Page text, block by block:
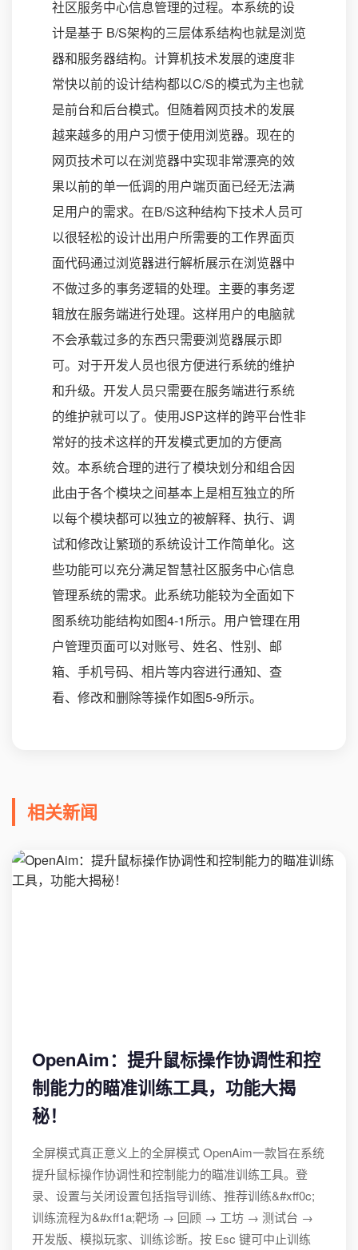
社区服务中心信息管理的过程。本系统的设
计是基于 B/S架构的三层体系结构也就是浏览
器和服务器结构。计算机技术发展的速度非
常快以前的设计结构都以C/S的模式为主也就
是前台和后台模式。但随着网页技术的发展
越来越多的用户习惯于使用浏览器。现在的
网页技术可以在浏览器中实现非常漂亮的效
果以前的单一低调的用户端页面已经无法满
足用户的需求。在B/S这种结构下技术人员可
以很轻松的设计出用户所需要的工作界面页
面代码通过浏览器进行解析展示在浏览器中
不做过多的事务逻辑的处理。主要的事务逻
辑放在服务端进行处理。这样用户的电脑就
不会承载过多的东西只需要浏览器展示即
可。对于开发人员也很方便进行系统的维护
和升级。开发人员只需要在服务端进行系统
的维护就可以了。使用JSP这样的跨平台性非
常好的技术这样的开发模式更加的方便高
效。本系统合理的进行了模块划分和组合因
此由于各个模块之间基本上是相互独立的所
以每个模块都可以独立的被解释、执行、调
试和修改让繁琐的系统设计工作简单化。这
些功能可以充分满足智慧社区服务中心信息
管理系统的需求。此系统功能较为全面如下
图系统功能结构如图4-1所示。用户管理在用
户管理页面可以对账号、姓名、性别、邮
箱、手机号码、相片等内容进行通知、查
看、修改和删除等操作如图5-9所示。
相关新闻
OpenAim：提升鼠标操作协调性和控
制能力的瞄准训练工具，功能大揭
秘！
全屏模式真正意义上的全屏模式 OpenAim一款旨在系统
提升鼠标操作协调性和控制能力的瞄准训练工具。登
录、设置与关闭设置包括指导训练、推荐训练&#xff0c;
训练流程为&#xff1a;靶场 → 回顾 → 工坊 → 测试台 →
开发版、模拟玩家、训练诊断。按 Esc 键可中止训练